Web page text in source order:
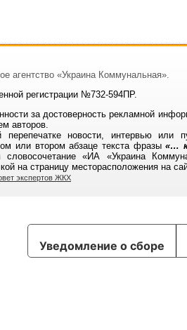
агентство «Украина Коммунальная».
регистрации №732-594ПР.
за достоверность рекламной
авторов.
новости, интервью или
или втором абзаце текста фразы «…
«ИА «Украина
на страницу месторасположения на
экспертов ЖКХ
Уведомление о сборе